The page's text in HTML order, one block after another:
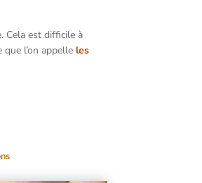
Cela est difficile à
l’on appelle les